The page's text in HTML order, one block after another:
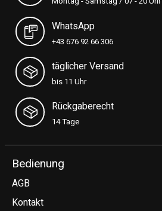
WhatsApp
+43 676 92 66 306
täglicher Versand
bis 11 Uhr
Rückgaberecht
14 Tage
Bedienung
AGB
Kontakt